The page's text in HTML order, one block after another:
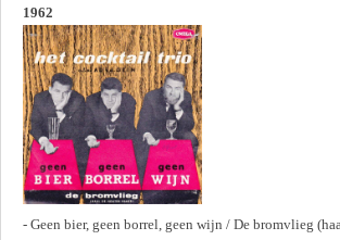
1962
- Geen bier, geen borrel, geen wijn / De bromvlieg